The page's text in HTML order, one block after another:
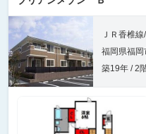
ＪＲ香椎
福岡県福
築19年 / 2